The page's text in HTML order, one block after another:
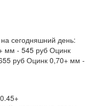
сегодняшний день:​
мм - 545 руб Оцинк
руб Оцинк 0,70+ мм -
0.45+